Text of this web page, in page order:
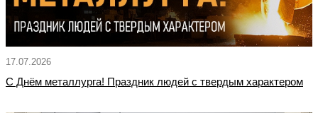
17.07.2026
С Днём металлурга! Праздник людей с твердым характером